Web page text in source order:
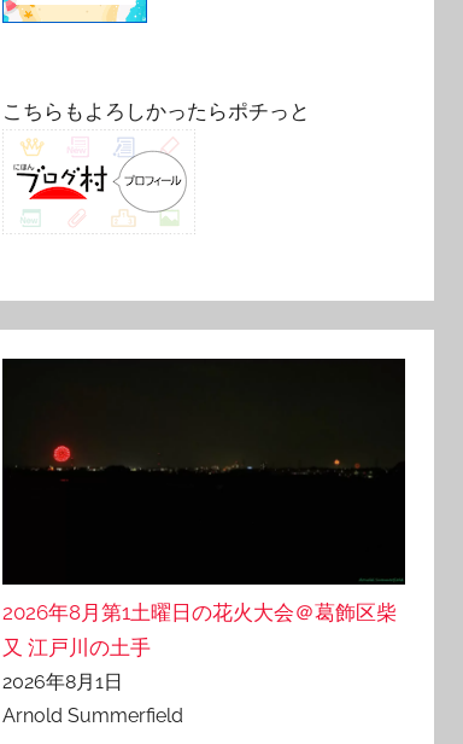
こちらもよろしかったらポチっと
2026年8月第1土曜日の花火大会＠葛飾区柴
又 江戸川の土手
2026年8月1日
Arnold Summerfield